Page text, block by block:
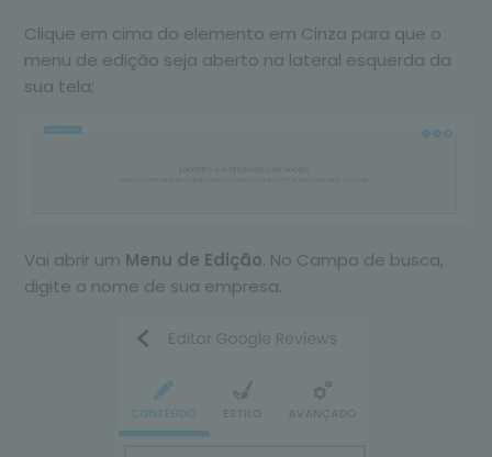
Clique em cima do elemento em Cinza para que o
menu de edição seja aberto na lateral esquerda da
sua tela;
Vai abrir um Menu de Edição. No Campo de busca,
digite o nome de sua empresa.